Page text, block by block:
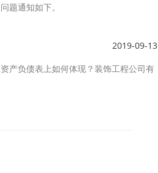
题通知如下。
2019-09-13
产负债表上如何体现？装饰工程公司有